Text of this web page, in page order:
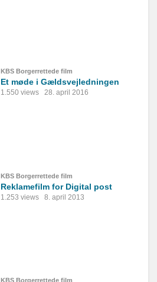
KBS Borgerrettede film
Et møde i Gældsvejledningen
1.550 views 28. april 2016
KBS Borgerrettede film
Reklamefilm for Digital post
1.253 views 8. april 2013
KBS Borgerrettede film